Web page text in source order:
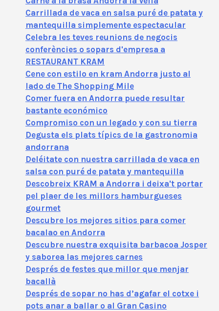
Carrillada de vaca en salsa puré de patata y
mantequilla simplemente espectacular
Celebra les teves reunions de negocis
conferències o sopars d'empresa a
RESTAURANT KRAM
Cene con estilo en kram Andorra justo al
lado de The Shopping Mile
Comer fuera en Andorra puede resultar
bastante económico
Compromiso con un legado y con su tierra
Degusta els plats típics de la gastronomia
andorrana
Deléitate con nuestra carrillada de vaca en
salsa con puré de patata y mantequilla
Descobreix KRAM a Andorra i deixa't portar
pel plaer de les millors hamburgueses
gourmet
Descubre los mejores sitios para comer
bacalao en Andorra
Descubre nuestra exquisita barbacoa Josper
y saborea las mejores carnes
Després de festes que millor que menjar
bacallà
Després de sopar no has d’agafar el cotxe i
pots anar a ballar o al Gran Casino